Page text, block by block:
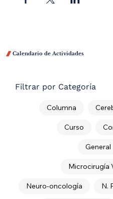
Filtrar por Categoría
Columna
Curso
General
Microcirugía
N.
Neuro-oncología
 Calendario de Actividades